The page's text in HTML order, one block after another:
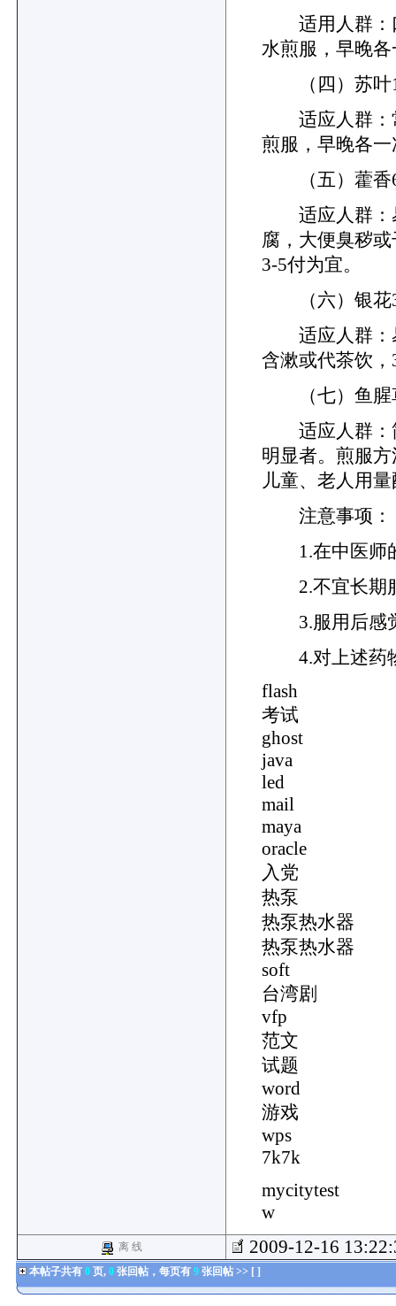
适用人群：口
水煎服，早晚
（四）苏叶
适应人群：常
煎服，早晚各
（五）藿香
适应人群：易
腐，大便臭秽
3-5付为宜。
（六）银花
适应人群：易
含漱或代茶饮
（七）鱼腥草
适应人群：
明显者。煎服
儿童、老人用
注意事项：
1.在中医师
2.不宜长期
3.服用后感觉
4.对上述药物
flash
考试
ghost
java
led
mail
maya
oracle
入党
热泵
热泵热水器
热泵热水器
soft
台湾剧
vfp
范文
试题
word
游戏
wps
7k7k
mycitytest
w
离 线 2009-12-16
本帖子共有 0 页, 0 张回帖，每页有 9 张回帖 >> [ ]